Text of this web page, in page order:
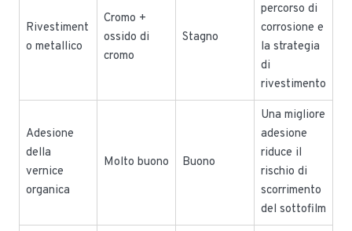
Rivestiment
o metallico
Cromo +
ossido di
cromo
Stagno
percorso di
corrosione e
la strategia
di
rivestimento
Adesione
della
vernice
organica
Molto buono Buono
Una migliore
adesione
riduce il
rischio di
scorrimento
del sottofilm